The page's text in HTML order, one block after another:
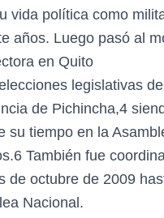
vida política como
años. Luego pasó al
en Quito
legislativas
de Pichincha,4
su tiempo en la
También fue
de octubre de 2009
Nacional.